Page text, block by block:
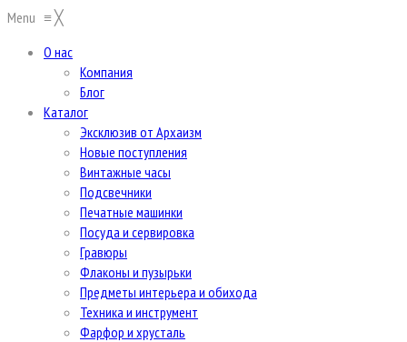
Menu ≡╳
О нас
Компания
Блог
Каталог
Эксклюзив от Архаизм
Новые поступления
Винтажные часы
Подсвечники
Печатные машинки
Посуда и сервировка
Гравюры
Флаконы и пузырьки
Предметы интерьера и обихода
Техника и инструмент
Фарфор и хрусталь